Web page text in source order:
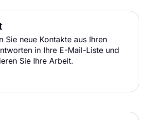
Sie neue Kontakte aus Ihren
in Ihre E-Mail-Liste und
Sie Ihre Arbeit.